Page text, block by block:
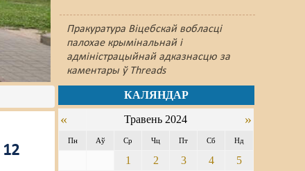
Пракуратура Віцебскай вобласці
палохае крымінальнай і
адміністрацыйнай адказнасцю за
каментары ў Threads
КАЛЯНДАР
« Травень 2024 »
Пн Аў Ср Чц Пт Сб Нд
1 2 3 4
5